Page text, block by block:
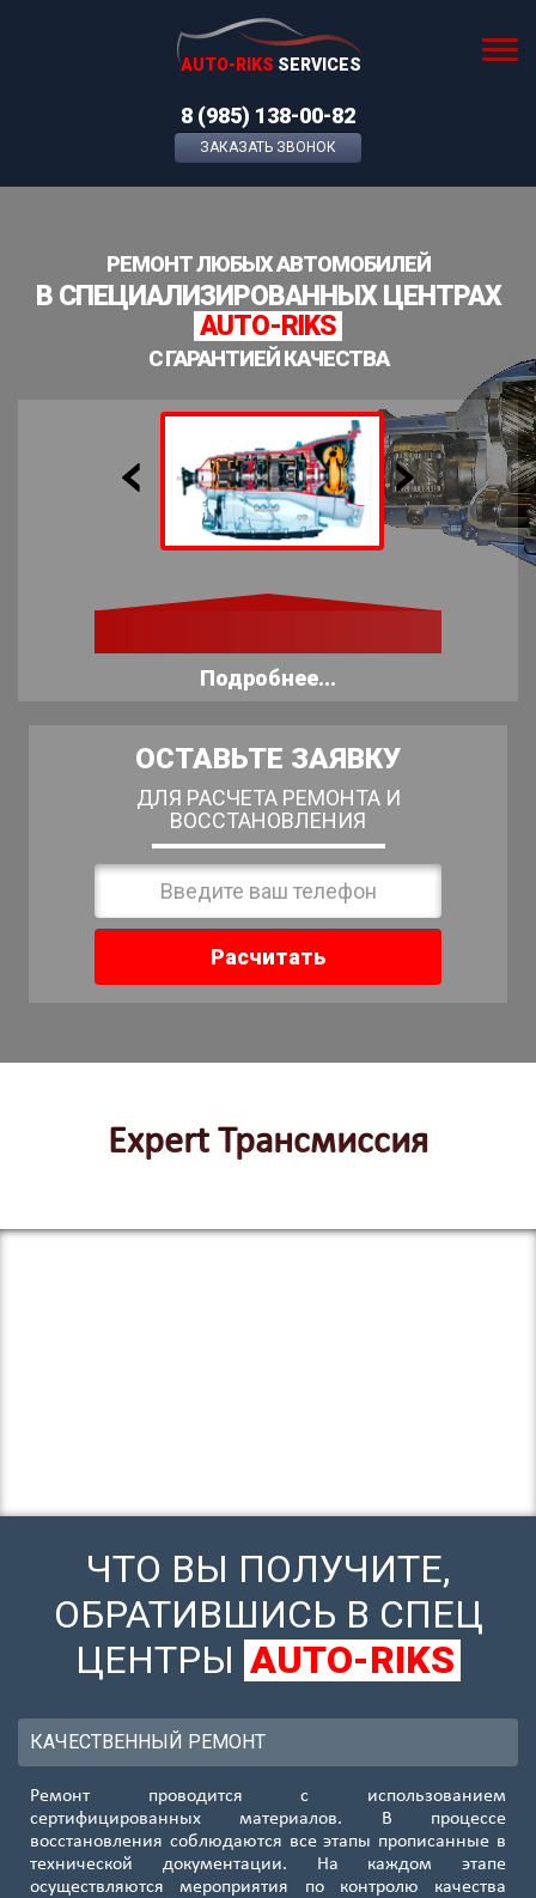
AUTO-RIKS SERVICES
8 (985) 138-00-82
ЗАКАЗАТЬ ЗВОНОК
РЕМОНТ ЛЮБЫХ АВТОМОБИЛЕЙ
В СПЕЦИАЛИЗИРОВАННЫХ ЦЕНТРАХ
AUTO-RIKS
С ГАРАНТИЕЙ КАЧЕСТВА
Подробнее...
ОСТАВЬТЕ ЗАЯВКУ
ДЛЯ РАСЧЕТА РЕМОНТА И
ВОССТАНОВЛЕНИЯ
Расчитать
Expert Трансмиссия
ЧТО ВЫ ПОЛУЧИТЕ,
ОБРАТИВШИСЬ В СПЕЦ
ЦЕНТРЫ AUTO-RIKS
КАЧЕСТВЕННЫЙ РЕМОНТ
Ремонт проводится с использованием
сертифицированных материалов. В процессе
восстановления соблюдаются все этапы прописанные в
технической документации. На каждом этапе
осуществляются мероприятия по контролю качества